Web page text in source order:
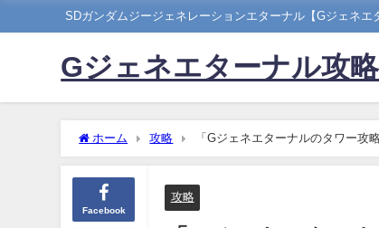
SDガンダムジージェネレーションエターナル【Gジェネエ
Gジェネエターナル攻
ホーム 攻略 「Gジェネエターナルのタワー攻
Facebook
攻略